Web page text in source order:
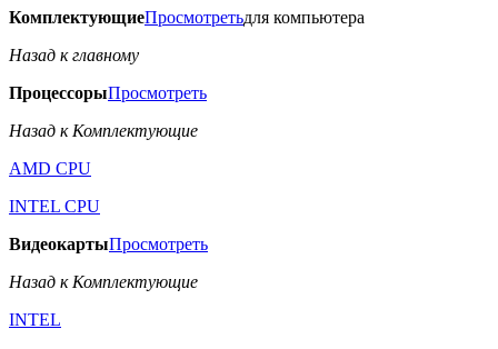
КомплектующиеПросмотретьдля компьютера
Назад к главному
ПроцессорыПросмотреть
Назад к Комплектующие
AMD CPU
INTEL CPU
ВидеокартыПросмотреть
Назад к Комплектующие
INTEL